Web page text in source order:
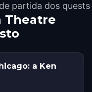
partida dos quests
Theatre
a Ken